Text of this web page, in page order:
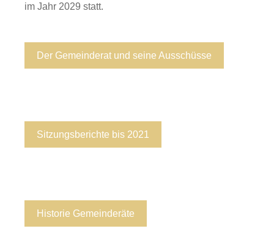
im Jahr 2029 statt.
Der Gemeinderat und seine Ausschüsse
Sitzungsberichte bis 2021
Historie Gemeinderäte